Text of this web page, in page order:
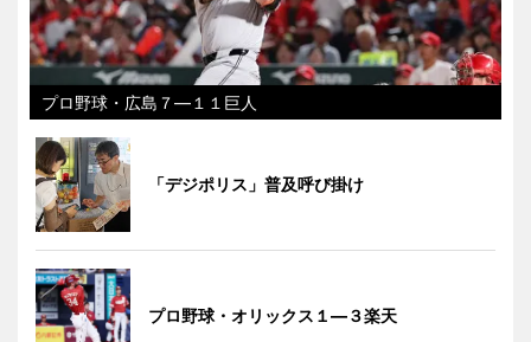
プロ野球・広島７―１１巨人
「デジポリス」普及呼び掛け
プロ野球・オリックス１―３楽天